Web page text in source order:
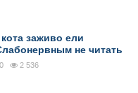
заживо ели
не читать
2 536